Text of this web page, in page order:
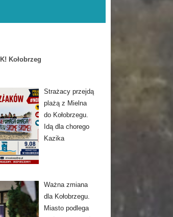
Kołobrzeg
Strażacy przejdą
plażą z Mielna
do Kołobrzegu.
Idą dla chorego
Kazika
Ważna zmiana
dla Kołobrzegu.
Miasto podlega